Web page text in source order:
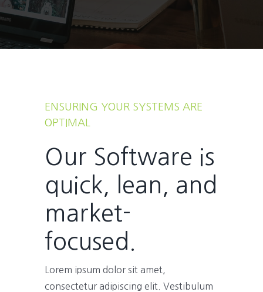
ENSURING YOUR SYSTEMS ARE
OPTIMAL
Our Software is
quick, lean, and
market-
focused.
Lorem ipsum dolor sit amet,
consectetur adipiscing elit. Vestibulum